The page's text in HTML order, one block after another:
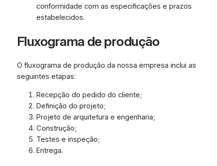
conformidade com as especificações e prazos
estabelecidos.
Fluxograma de produção
O fluxograma de produção da nossa empresa inclui as
seguintes etapas:
Recepção do pedido do cliente;
Definição do projeto;
Projeto de arquitetura e engenharia;
Construção;
Testes e inspeção;
Entrega.